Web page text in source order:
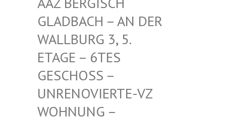
CH – AN DER WALLBU
RG 3, 5. ETAGE
– 6TES GESCHO
SS – UNRENO
VIERTE-VZ WOHNUN
G – WESTLI